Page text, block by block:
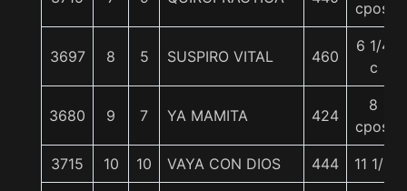
cpos.
3697 8 5 SUSPIRO VITAL 460
6 1/4
c
3680 9 7 YA MAMITA 424
8
cpos.
3715 10 10 VAYA CON DIOS 444 11 1/4